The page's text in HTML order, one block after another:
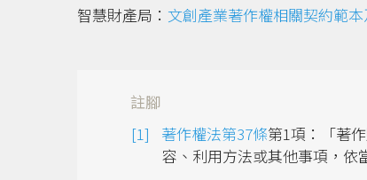
智慧財產局： 文創產業著作權相關契約範
註腳
著作權法第37條第1項：「著
容、利用方法或其他事項，依